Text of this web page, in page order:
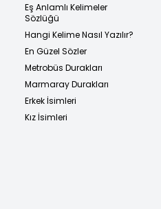
Eş Anlamlı Kelimeler
Sözlüğü
Hangi Kelime Nasıl Yazılır?
En Güzel Sözler
Metrobüs Durakları
Marmaray Durakları
Erkek İsimleri
Kız İsimleri